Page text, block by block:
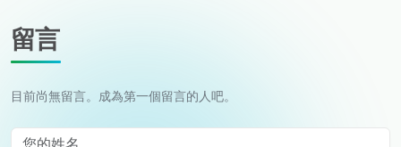
留言
目前尚無留言。成為第一個留言的人吧。
您的姓名